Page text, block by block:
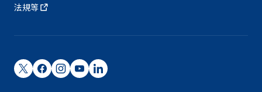
法規等